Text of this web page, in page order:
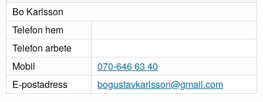
Bo Karlsson
Telefon hem
Telefon arbete
Mobil
070-646 63 40
E-postadress
bogustavkarlsson@gmail.com